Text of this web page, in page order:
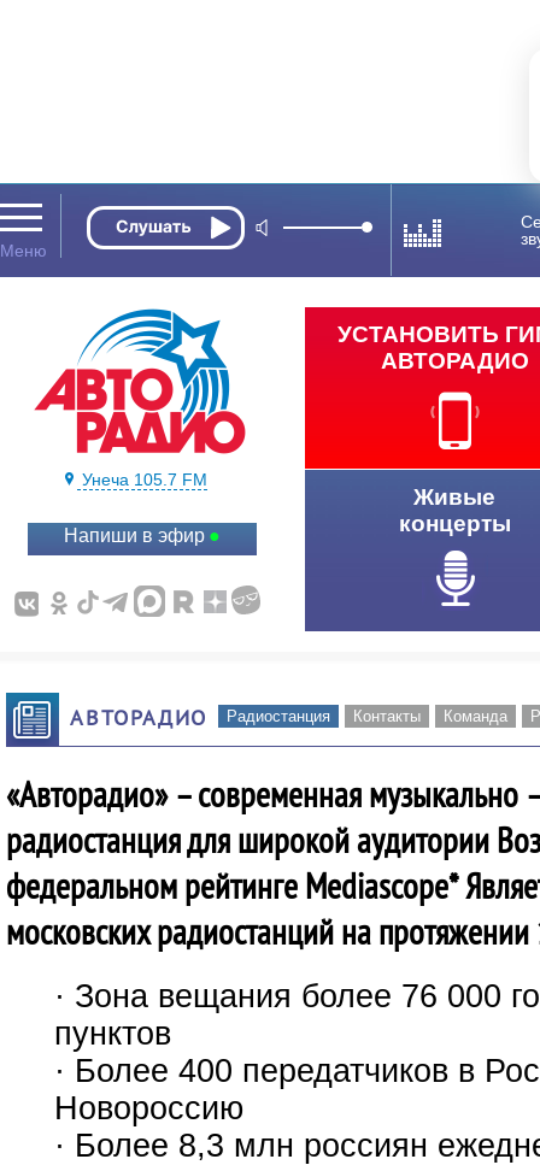
Унеча 105.7 FM
Напиши в эфир
УСТАНОВИТЬ
АВТОРАДИО
Живые
концерты
АВТОРАДИО Радиостанция Контакты Команда
«Авторадио» – современная
радиостанция для широкой аудитории
федеральном рейтинге Mediascope*
московских радиостанций на протяжении
· Зона вещания более 76 000
пунктов
· Более 400 передатчиков в
Новороссию
· Более 8,3 млн россиян